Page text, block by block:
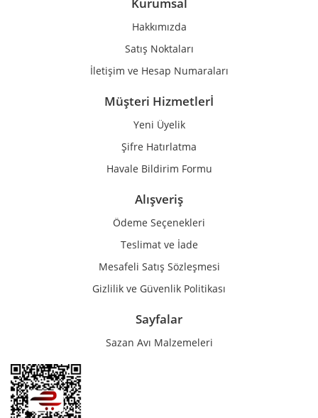
Gönder
Hakkımızda
Satış Noktaları
İletişim ve Hesap Numaraları
Müşteri Hizmetlerİ
Yeni Üyelik
Şifre Hatırlatma
Havale Bildirim Formu
Alışveriş
Ödeme Seçenekleri
Teslimat ve İade
Mesafeli Satış Sözleşmesi
Gizlilik ve Güvenlik Politikası
Sayfalar
Sazan Avı Malzemeleri